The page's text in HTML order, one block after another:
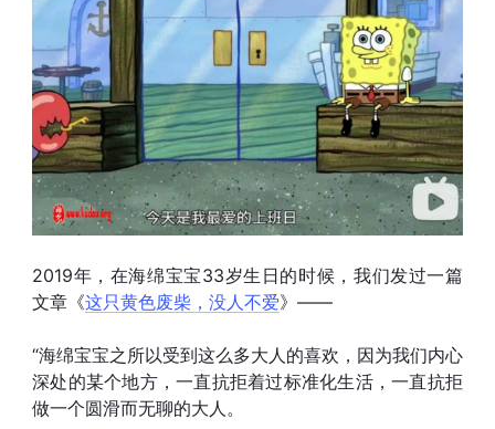
2019年，在海绵宝宝33岁生日的时候，我们发过一篇
文章《这只黄色废柴，没人不爱》——
“海绵宝宝之所以受到这么多大人的喜欢，因为我们内心
深处的某个地方，一直抗拒着过标准化生活，一直抗拒
做一个圆滑而无聊的大人。